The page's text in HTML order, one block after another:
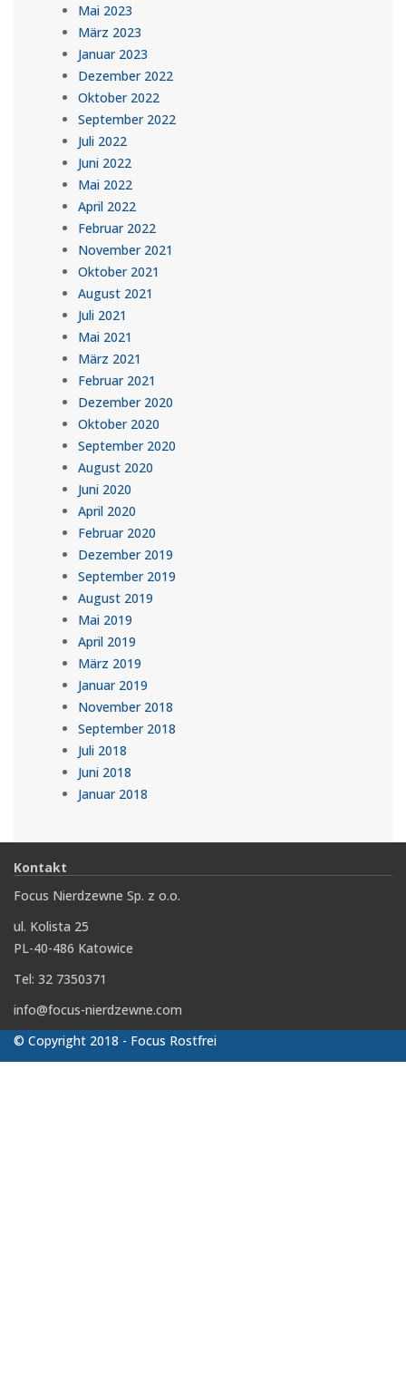
Mai 2023
März 2023
Januar 2023
Dezember 2022
Oktober 2022
September 2022
Juli 2022
Juni 2022
Mai 2022
April 2022
Februar 2022
November 2021
Oktober 2021
August 2021
Juli 2021
Mai 2021
März 2021
Februar 2021
Dezember 2020
Oktober 2020
September 2020
August 2020
Juni 2020
April 2020
Februar 2020
Dezember 2019
September 2019
August 2019
Mai 2019
April 2019
März 2019
Januar 2019
November 2018
September 2018
Juli 2018
Juni 2018
Januar 2018
Kontakt
Focus Nierdzewne Sp. z o.o.
ul. Kolista 25
PL-40-486 Katowice
Tel: 32 7350371
info@focus-nierdzewne.com
© Copyright 2018 - Focus Rostfrei